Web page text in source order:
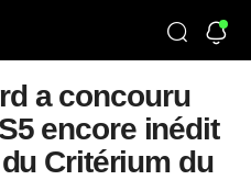
a concouru
encore inédit
Critérium du